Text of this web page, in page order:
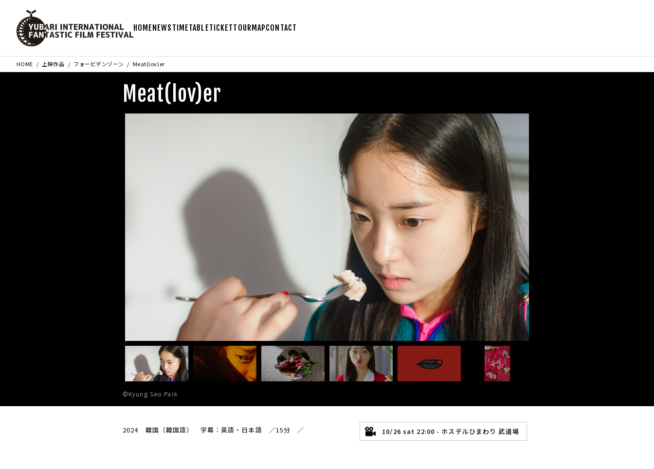
HOME NEWS TIMETABLETICKETTOUR MAPCONTACT
HOME 上映作品 フォービデンゾーン Meat(lov)er
Meat(lov)er
©Kyung Seo Park
2024 韓国（韓国語） 字幕：英語・日本語 ／15分 ／ 10/26 sat 22:00 - ホステルひまわり 武道場